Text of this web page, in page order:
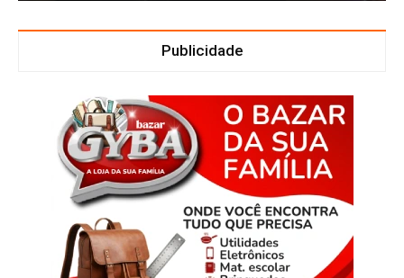
Publicidade